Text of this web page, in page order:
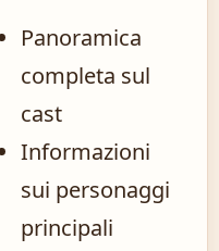
Panoramica
completa sul
cast
Informazioni
sui personaggi
principali